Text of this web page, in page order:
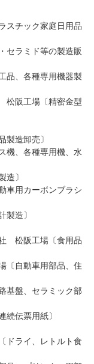
スチック家庭日用品
セラミド等の製造販
品、各種専用機器製
松阪工場〔精密金型
造卸売〕
機、各種専用機、水
造〕
車用カーボンブラシ
製造〕
松阪工場〔食用品
〔自動車用部品、住
基盤、セラミック部
続伝票用紙〕
ドライ、レトルト食